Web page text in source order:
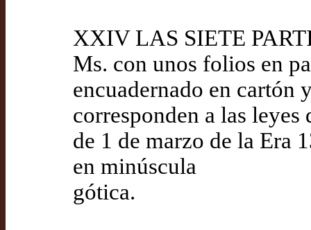
XXIV LAS SIETE
Ms. con unos folios en
encuadernado en cartón
corresponden a las
de 1 de marzo de la Era
en minúscula
gótica.